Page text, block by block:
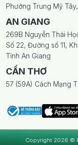
Phường Trung Mỹ
AN GIANG
269B Nguyễn Thái
Số 22, Đường số 11,
Tỉnh An Giang
CẦN THƠ
57 (59A) Cách Mạng
Copyright 2026 ©